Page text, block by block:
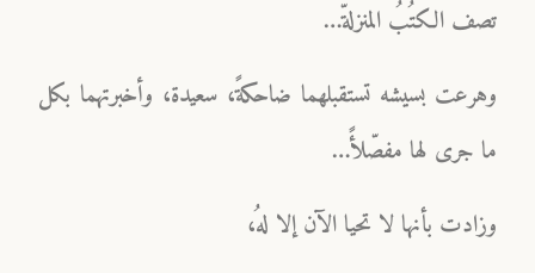
تصف الكتُبُ المنزلةّ…
وهرعت بسيشه تستقبلهما ضاحكةً، سعيدة، وأخبرتهما بكل
ما جرى لها مفصّلأً…
وزادت بأنها لا تحيا الآن إلا لهُ،